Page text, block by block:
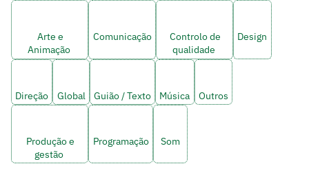
Arte e
Animação
Comunicação
Controlo de
qualidade
Design
Direção Global Guião / Texto Música Outros
Produção e
gestão
Programação Som